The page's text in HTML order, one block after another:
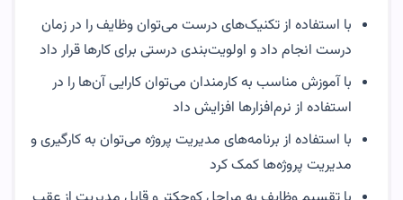
با استفاده از تکنیک‌های درست می‌توان وظایف را در زمان
درست انجام داد و اولویت‌بندی درستی برای کارها قرار داد
با آموزش مناسب به کارمندان می‌توان کارایی آن‌ها را در
استفاده از نرم‌افزار‌ها افزایش داد
با استفاده از برنامه‌های مدیریت پروژه می‌توان به کارگیری و
مدیریت پروژه‌ها کمک کرد